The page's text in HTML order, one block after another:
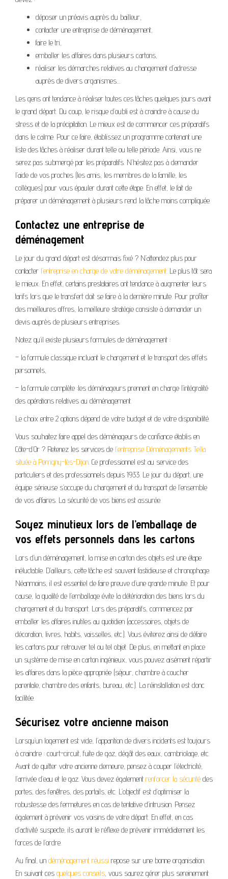
déposer un préavis auprès du bailleur,
contacter une entreprise de déménagement,
faire le tri,
emballer les affaires dans plusieurs cartons,
réaliser les démarches relatives au changement d’adresse
auprès de divers organismes…
Les gens ont tendance à réaliser toutes ces tâches quelques jours avant
le grand départ. Du coup, le risque d’oubli est à craindre à cause du
stress et de la précipitation. Le mieux est de commencer ces préparatifs
dans le calme. Pour ce faire, établissez un programme contenant une
liste des tâches à réaliser durant telle ou telle période. Ainsi, vous ne
serez pas submergé par les préparatifs. N’hésitez pas à demander
l’aide de vos proches (les amis, les membres de la famille, les
collègues) pour vous épauler durant cette étape. En effet, le fait de
préparer un déménagement à plusieurs rend la tâche moins compliquée.
Contactez une entreprise de
déménagement
Le jour du grand départ est désormais fixé ? N’attendez plus pour
contacter l’entreprise en charge de votre déménagement. Le plus tôt sera
le mieux. En effet, certains prestataires ont tendance à augmenter leurs
tarifs lors que le transfert doit se faire à la dernière minute. Pour profiter
des meilleures offres, la meilleure stratégie consiste à demander un
devis auprès de plusieurs entreprises.
Notez qu’il existe plusieurs formules de déménagement :
– la formule classique incluant le chargement et le transport des effets
personnels,
– la formule complète :les déménageurs prennent en charge l’intégralité
des opérations relatives au déménagement.
Le choix entre 2 options dépend de votre budget et de votre disponibilité.
Vous souhaitez faire appel des déménageurs de confiance établis en
Côte-d’Or ? Retenez les services de l’entreprise Déménagements Tella
située à Perrigny-lès-Dijon. Ce professionnel est au service des
particuliers et des professionnels depuis 1933. Le jour du départ, une
équipe sérieuse s’occupe du chargement et du transport de l’ensemble
de vos affaires. La sécurité de vos biens est assurée.
Soyez minutieux lors de l’emballage de
vos effets personnels dans les cartons
Lors d’un déménagement, la mise en carton des objets est une étape
inéluctable. D’ailleurs, cette tâche est souvent fastidieuse et chronophage.
Néanmoins, il est essentiel de faire preuve d’une grande minutie. Et pour
cause, la qualité de l’emballage évite la détérioration des biens lors du
chargement et du transport. Lors des préparatifs, commencez par
emballer les affaires inutiles au quotidien (accessoires, objets de
décoration, livres, habits, vaisselles, etc.). Vous éviterez ainsi de défaire
les cartons pour retrouver tel ou tel objet. De plus, en mettant en place
un système de mise en carton ingénieux, vous pouvez aisément répartir
les affaires dans la pièce appropriée (séjour, chambre à coucher
parentale, chambre des enfants, bureau, etc.). La réinstallation est donc
facilitée.
Sécurisez votre ancienne maison
Lorsqu’un logement est vide, l’apparition de divers incidents est toujours
à craindre : court-circuit, fuite de gaz, dégât des eaux, cambriolage, etc.
Avant de quitter votre ancienne demeure, pensez à couper l’électricité,
l’arrivée d’eau et le gaz. Vous devez également renforcer la sécurité des
portes, des fenêtres, des portails, etc. L’objectif est d’optimiser la
robustesse des fermetures en cas de tentative d’intrusion. Pensez
également à prévenir vos voisins de votre départ. En effet, en cas
d’activité suspecte, ils auront le réflexe de prévenir immédiatement les
forces de l’ordre.
Au final, un déménagement réussi repose sur une bonne organisation.
En suivant ces quelques conseils, vous saurez gérer plus sereinement